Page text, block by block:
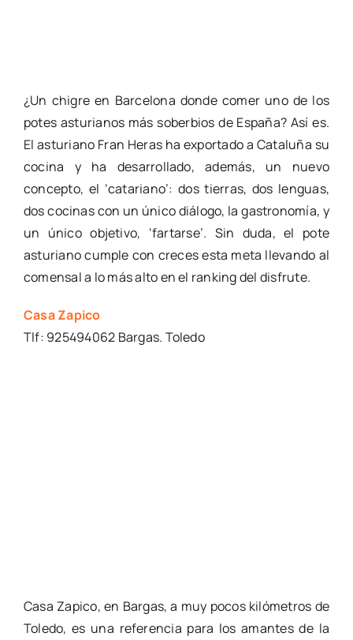
¿Un chigre en Barcelona donde comer uno de los
potes asturianos más soberbios de España? Así es.
El asturiano Fran Heras ha exportado a Cataluña su
cocina y ha desarrollado, además, un nuevo
concepto, el ‘catariano’: dos tierras, dos lenguas,
dos cocinas con un único diálogo, la gastronomía, y
un único objetivo, ‘fartarse’. Sin duda, el pote
asturiano cumple con creces esta meta llevando al
comensal a lo más alto en el ranking del disfrute.
Casa Zapico
Tlf: 925494062 Bargas. Toledo
Casa Zapico, en Bargas, a muy pocos kilómetros de
Toledo, es una referencia para los amantes de la